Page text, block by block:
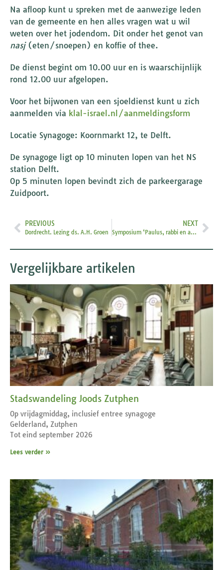
Na afloop kunt u spreken met de aanwezige leden
van de gemeente en hen alles vragen wat u wil
weten over het jodendom. Dit onder het genot van
nasj(eten/snoepen) en koffie of thee.
De dienst begint om 10.00 uur en is waarschijnlijk
rond 12.00 uur afgelopen.
Voor het bijwonen van een sjoeldienst kunt u zich
aanmelden via klal-israel.nl/aanmeldingsform
Locatie Synagoge: Koornmarkt 12, te Delft.
De synagoge ligt op 10 minuten lopen van het NS
station Delft.
Op 5 minuten lopen bevindt zich de parkeergarage
Zuidpoort.
PREVIOUS
Dordrecht. Lezing ds. A.H. Groen
NEXT
Symposium ‘Paulus, rabbi en apostel’
Vergelijkbare artikelen
Stadswandeling Joods Zutphen
Op vrijdagmiddag, inclusief entree synagoge
Gelderland, Zutphen
Tot eind september 2026
Lees verder »